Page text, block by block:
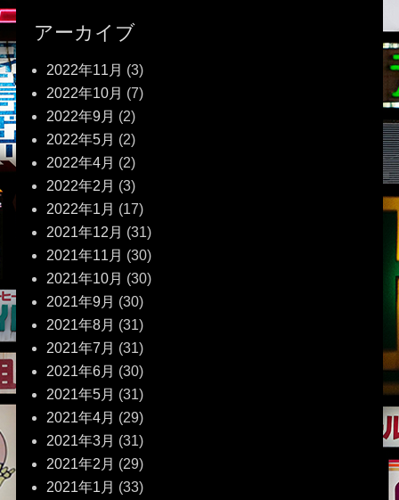
アーカイブ
2022年11月 (3)
2022年10月 (7)
2022年9月 (2)
2022年5月 (2)
2022年4月 (2)
2022年2月 (3)
2022年1月 (17)
2021年12月 (31)
2021年11月 (30)
2021年10月 (30)
2021年9月 (30)
2021年8月 (31)
2021年7月 (31)
2021年6月 (30)
2021年5月 (31)
2021年4月 (29)
2021年3月 (31)
2021年2月 (29)
2021年1月 (33)